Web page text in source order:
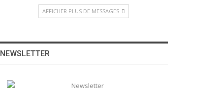
AFFICHER PLUS DE MESSAGES
NEWSLETTER